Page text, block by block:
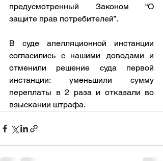
предусмотренный Законом “О
защите прав потребителей”.
В суде апелляционной инстанции
согласились с нашими доводами и
отменили решение суда первой
инстанции: уменьшили сумму
переплаты в 2 раза и отказали во
взыскании штрафа.